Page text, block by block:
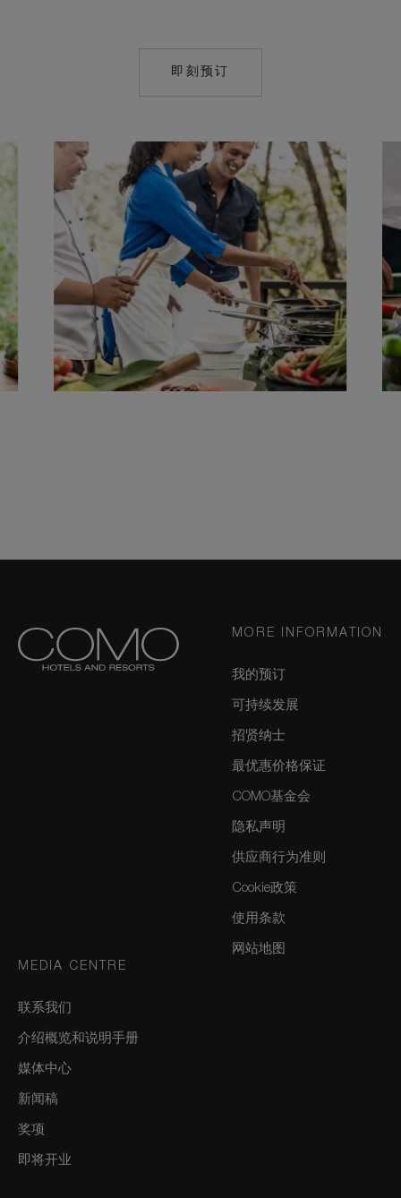
即刻预订
MAILTO:
MORE INFORMATION
我的预订
可持续发展
招贤纳士
最优惠价格保证
COMO基金会
隐私声明
供应商行为准则
Cookie政策
使用条款
网站地图
MEDIA CENTRE
联系我们
介绍概览和说明手册
媒体中心
新闻稿
奖项
即将开业